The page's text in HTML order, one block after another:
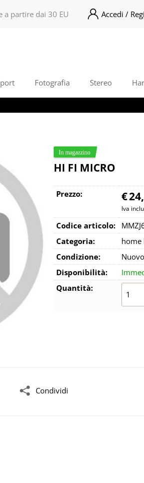
a partire dai 30 EU Accedi /
Fotografia Stereo
HI FI MICRO
Prezzo: €
Iva
Codice articolo:
Categoria:
home
Condizione:
Nuovo
Disponibilità:
Quantità:
Condividi